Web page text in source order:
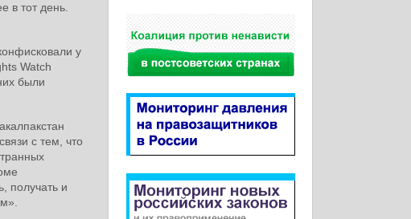
в тот день.
у
Watch
были
с тем, что
получать и